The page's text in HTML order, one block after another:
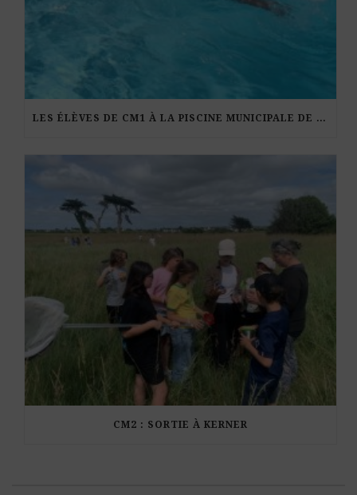
LES ÉLÈVES DE CM1 À LA PISCINE MUNICIPALE DE KERDURAND
CM2 : SORTIE À KERNER